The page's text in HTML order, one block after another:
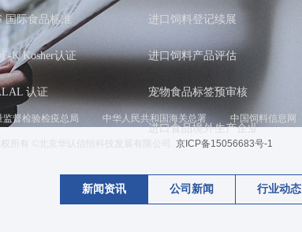
新闻资讯 公司新闻 行业动态
国际食品标准
K Kosher认证
认证
进口饲料登记续展
进口饲料产品评估
宠物食品标签预审核
进口食品境外生产企业注册
监督检验检疫总局 中华人民共和国海关总署 中国饲料信息网
权所有 ©北京华认信恒科技发展有限公司 京ICP备15056683号-1